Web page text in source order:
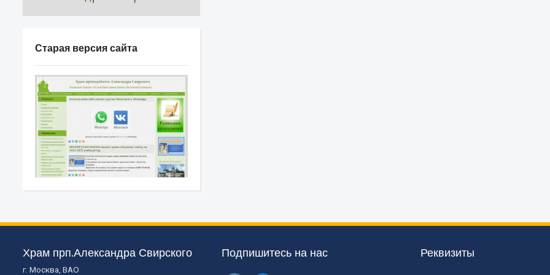
Старая версия сайта
Храм прп.Александра Свирского
г. Москва, ВАО
Подпишитесь на нас Реквизиты